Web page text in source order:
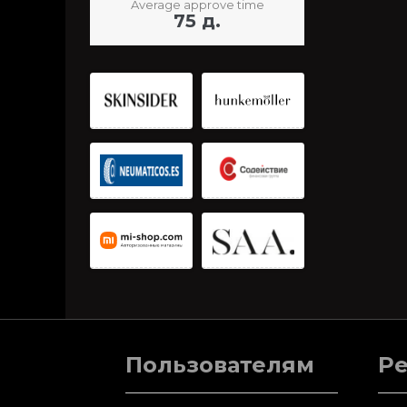
Average approve time
75 д.
Пользователям